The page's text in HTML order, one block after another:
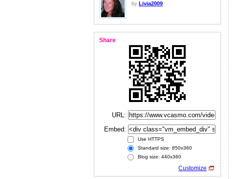
by Livia2009
Share
URL:
Embed:
Use HTTPS
Standard size: 850x360
Blog size: 440x360
Customize